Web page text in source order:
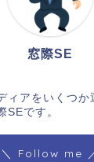
窓際SE
ィアをいくつか
SEです。
＼ Follow me